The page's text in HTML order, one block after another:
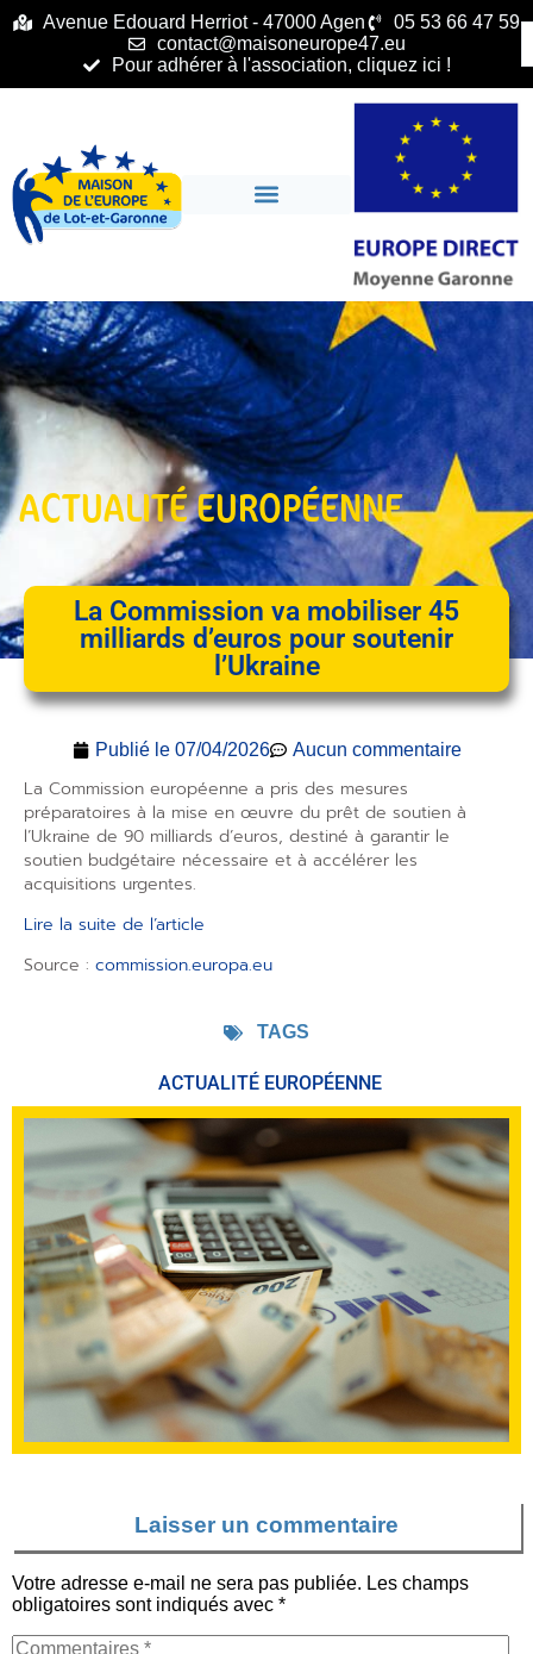
principalAvenue Edouard Herriot - 47000 Agen
05 53 66 47 59
contact@maisoneurope47.eu
Pour adhérer à l'association, cliquez ici !
ACTUALITÉ EUROPÉENNE
La Commission va mobiliser 45
milliards d’euros pour soutenir
l’Ukraine
Publié le 07/04/2026 Aucun commentaire
La Commission européenne a pris des mesures
préparatoires à la mise en œuvre du prêt de soutien à
l’Ukraine de 90 milliards d’euros, destiné à garantir le
soutien budgétaire nécessaire et à accélérer les
acquisitions urgentes.
Lire la suite de l’article
Source : commission.europa.eu
TAGS
ACTUALITÉ EUROPÉENNE
Laisser un commentaire
Votre adresse e-mail ne sera pas publiée. Les champs
obligatoires sont indiqués avec *